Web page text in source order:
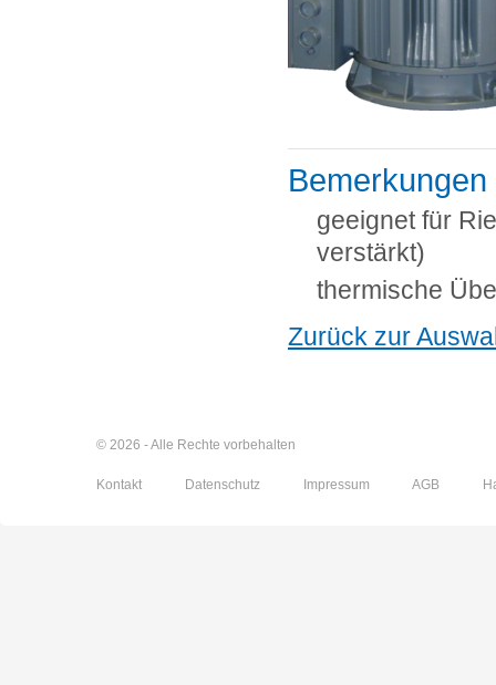
Bemerkungen
geeignet für
verstärkt)
thermische
Zurück zur
© 2026 - Alle Rechte vorbehalten
Kontakt Datenschutz Impressum AGB